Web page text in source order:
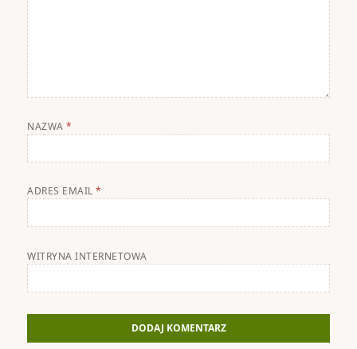
NAZWA*
ADRES EMAIL*
WITRYNA INTERNETOWA